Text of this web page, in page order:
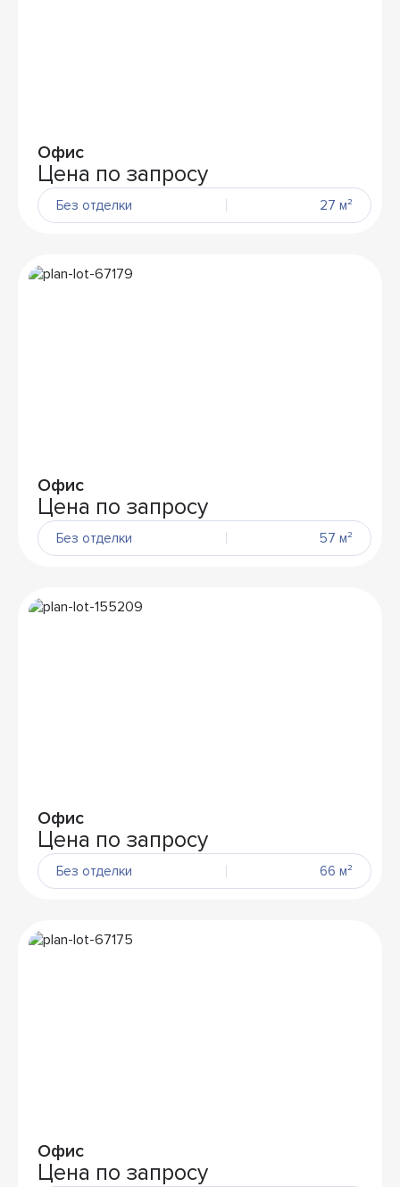
Офис
Цена по запросу
Без отделки 27 м²
Офис
Цена по запросу
Без отделки 57 м²
Офис
Цена по запросу
Без отделки 66 м²
Офис
Цена по запросу